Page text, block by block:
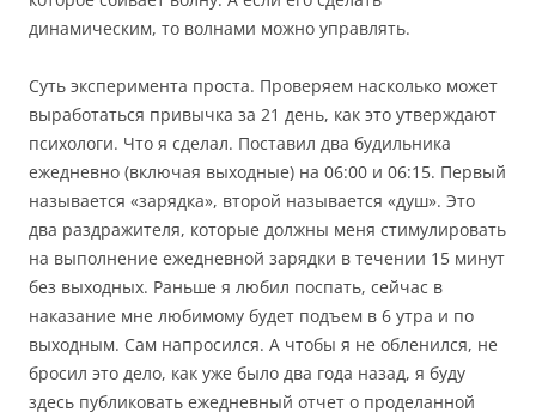
динамическим, то волнами можно управлять.
Суть эксперимента проста. Проверяем насколько может
выработаться привычка за 21 день, как это утверждают
психологи. Что я сделал. Поставил два будильника
ежедневно (включая выходные) на 06:00 и 06:15. Первый
называется «зарядка», второй называется «душ». Это
два раздражителя, которые должны меня стимулировать
на выполнение ежедневной зарядки в течении 15 минут
без выходных. Раньше я любил поспать, сейчас в
наказание мне любимому будет подъем в 6 утра и по
выходным. Сам напросился. А чтобы я не обленился, не
бросил это дело, как уже было два года назад, я буду
здесь публиковать ежедневный отчет о проделанной